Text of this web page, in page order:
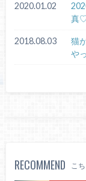
2020.01.02
真
2018.08.03
猫
や
RECOMMEND こ